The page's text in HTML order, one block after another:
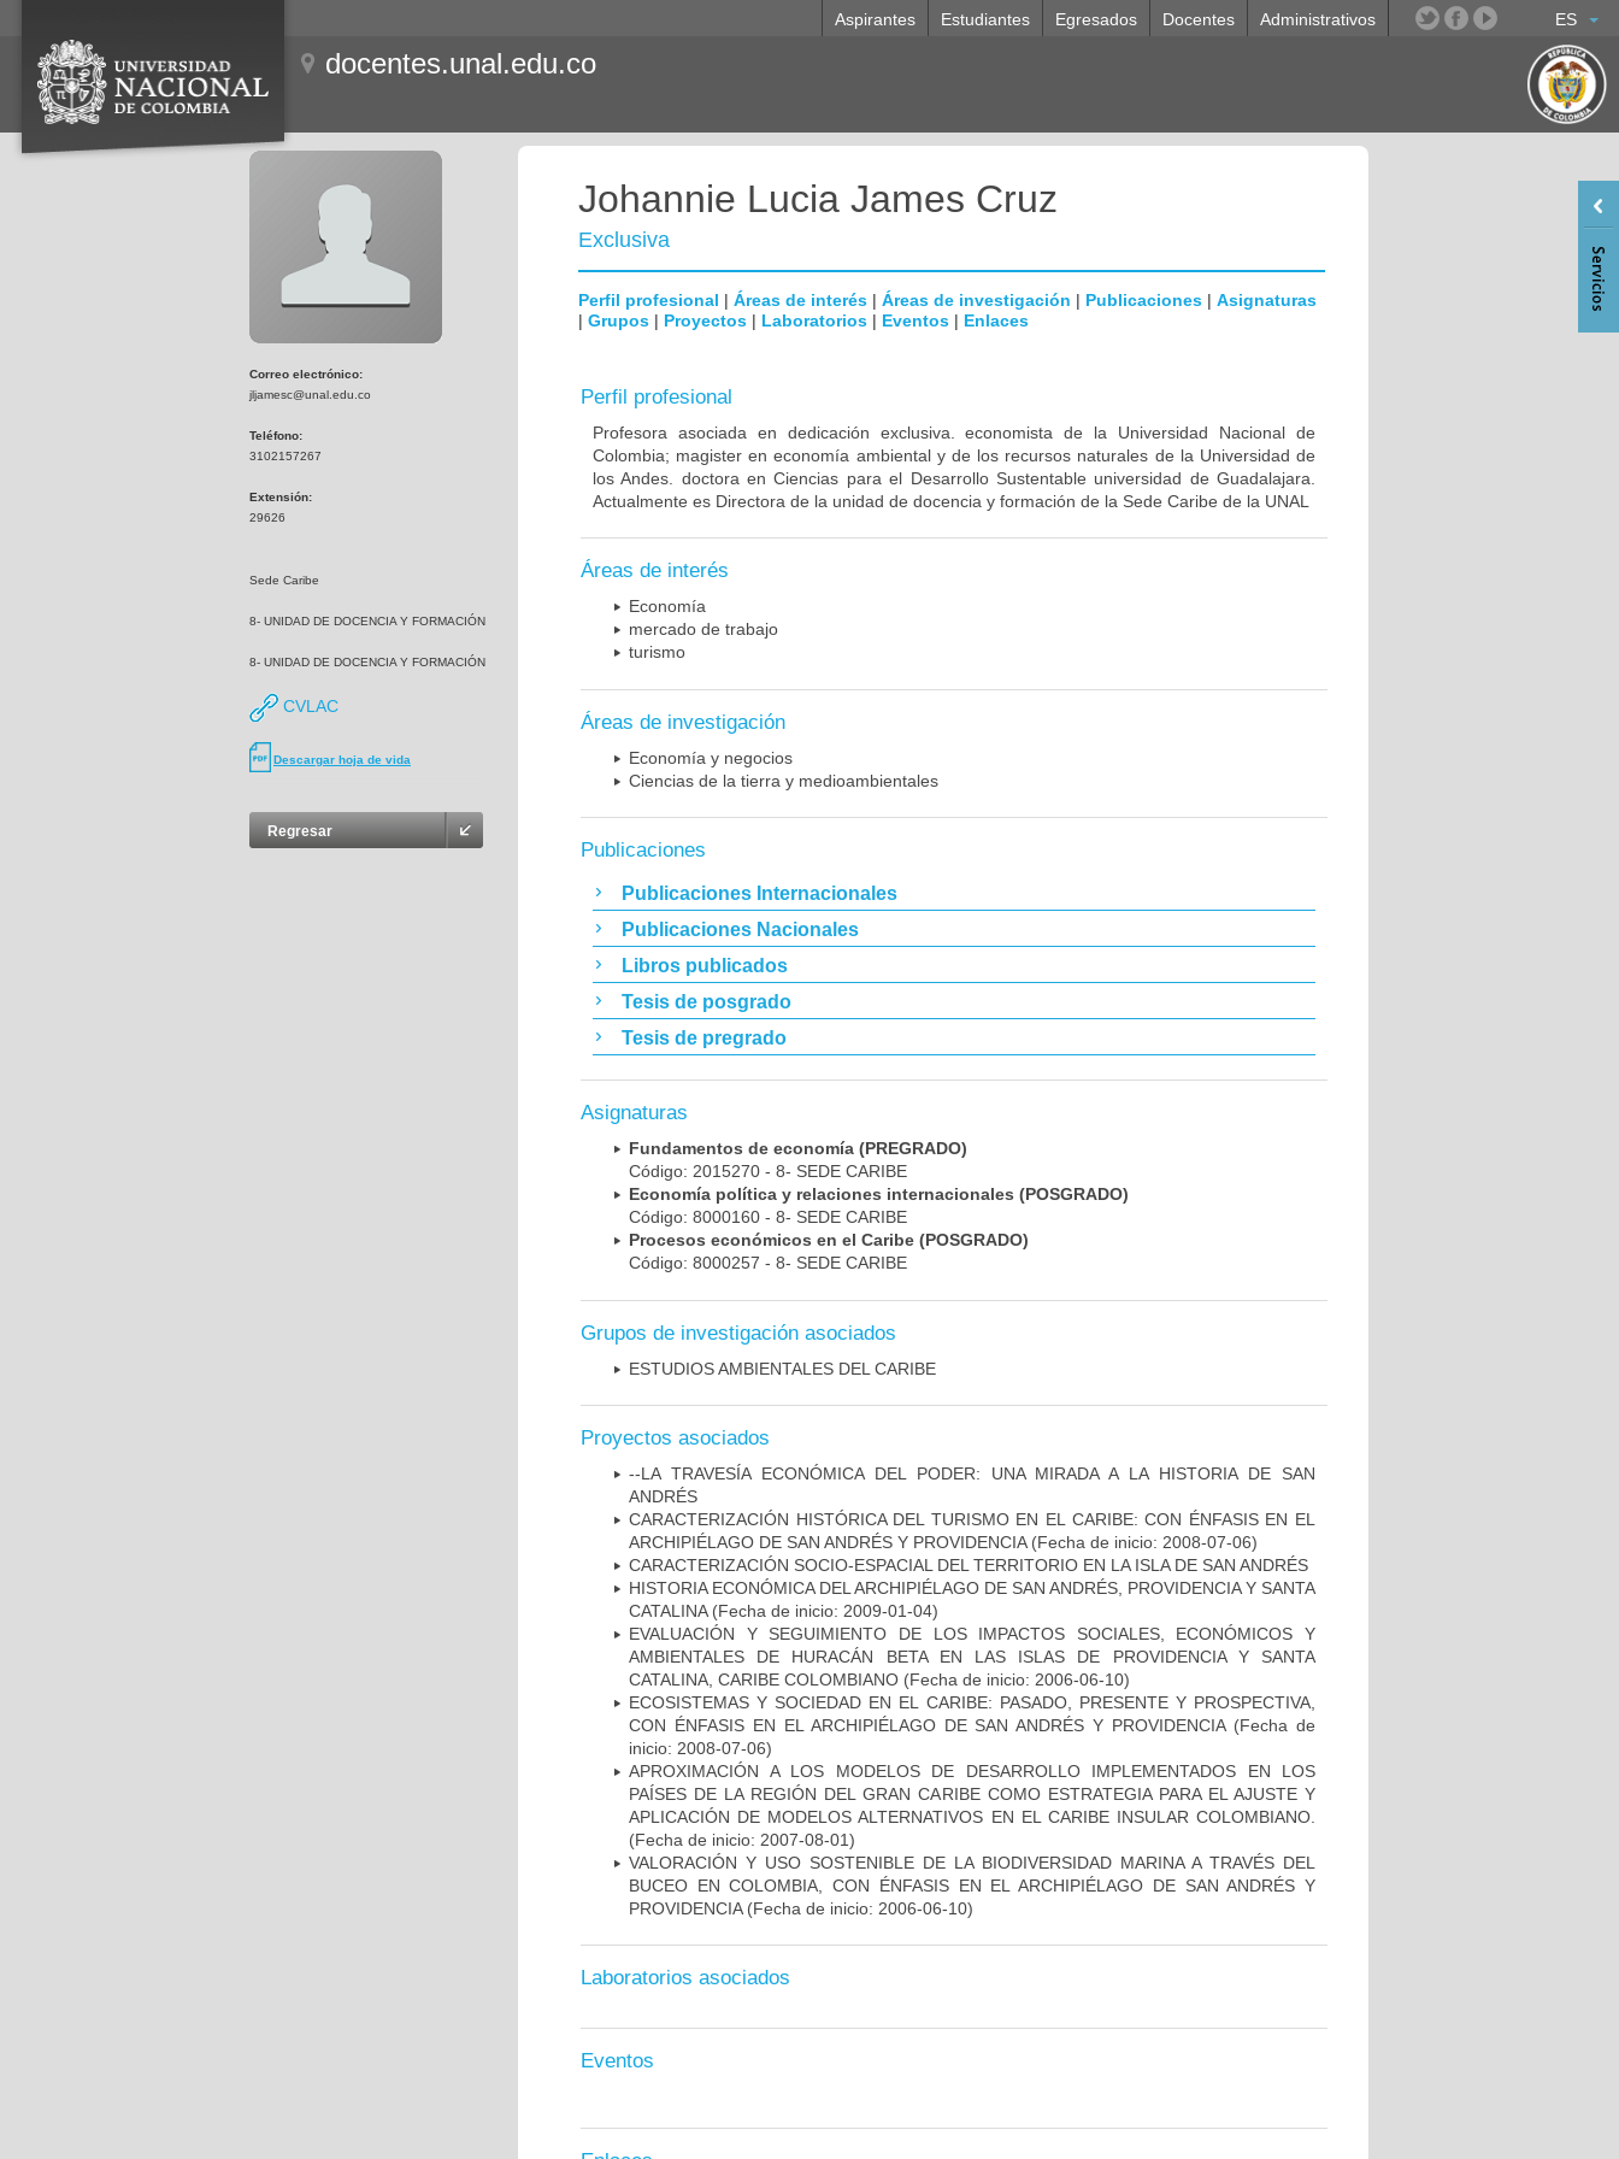
ES
Aspirantes Estudiantes Egresados Docentes Administrativos
docentes.unal.edu.co
Correo electrónico:
jljamesc@unal.edu.co
Teléfono:
3102157267
Extensión:
29626
Sede Caribe
8- UNIDAD DE DOCENCIA Y FORMACIÓN
8- UNIDAD DE DOCENCIA Y FORMACIÓN
CVLAC
Descargar hoja de vida
Regresar
Johannie Lucia James Cruz
Exclusiva
Perfil profesional | Áreas de interés | Áreas de investigación | Publicaciones | Asignaturas
| Grupos | Proyectos | Laboratorios | Eventos | Enlaces
Perfil profesional
Profesora asociada en dedicación exclusiva. economista de la Universidad Nacional de
Colombia; magister en economía ambiental y de los recursos naturales de la Universidad de
los Andes. doctora en Ciencias para el Desarrollo Sustentable universidad de Guadalajara.
Actualmente es Directora de la unidad de docencia y formación de la Sede Caribe de la UNAL
Áreas de interés
Economía
mercado de trabajo
turismo
Áreas de investigación
Economía y negocios
Ciencias de la tierra y medioambientales
Publicaciones
Publicaciones Internacionales
Publicaciones Nacionales
Libros publicados
Tesis de posgrado
Tesis de pregrado
Asignaturas
Fundamentos de economía (PREGRADO)
Código: 2015270 - 8- SEDE CARIBE
Economía política y relaciones internacionales (POSGRADO)
Código: 8000160 - 8- SEDE CARIBE
Procesos económicos en el Caribe (POSGRADO)
Código: 8000257 - 8- SEDE CARIBE
Grupos de investigación asociados
ESTUDIOS AMBIENTALES DEL CARIBE
Proyectos asociados
--LA TRAVESÍA ECONÓMICA DEL PODER: UNA MIRADA A LA HISTORIA DE SAN
ANDRÉS
CARACTERIZACIÓN HISTÓRICA DEL TURISMO EN EL CARIBE: CON ÉNFASIS EN EL
ARCHIPIÉLAGO DE SAN ANDRÉS Y PROVIDENCIA (Fecha de inicio: 2008-07-06)
CARACTERIZACIÓN SOCIO-ESPACIAL DEL TERRITORIO EN LA ISLA DE SAN ANDRÉS
HISTORIA ECONÓMICA DEL ARCHIPIÉLAGO DE SAN ANDRÉS, PROVIDENCIA Y SANTA
CATALINA(Fecha de inicio: 2009-01-04)
EVALUACIÓN Y SEGUIMIENTO DE LOS IMPACTOS SOCIALES, ECONÓMICOS Y
AMBIENTALES DE HURACÁN BETA EN LAS ISLAS DE PROVIDENCIA Y SANTA
CATALINA, CARIBE COLOMBIANO (Fecha de inicio: 2006-06-10)
ECOSISTEMAS Y SOCIEDAD EN EL CARIBE: PASADO, PRESENTE Y PROSPECTIVA,
CON ÉNFASIS EN EL ARCHIPIÉLAGO DE SAN ANDRÉS Y PROVIDENCIA (Fecha de
inicio: 2008-07-06)
APROXIMACIÓN A LOS MODELOS DE DESARROLLO IMPLEMENTADOS EN LOS
PAÍSES DE LA REGIÓN DEL GRAN CARIBE COMO ESTRATEGIA PARA EL AJUSTE Y
APLICACIÓN DE MODELOS ALTERNATIVOS EN EL CARIBE INSULAR COLOMBIANO.
(Fecha de inicio: 2007-08-01)
VALORACIÓN Y USO SOSTENIBLE DE LA BIODIVERSIDAD MARINA A TRAVÉS DEL
BUCEO EN COLOMBIA, CON ÉNFASIS EN EL ARCHIPIÉLAGO DE SAN ANDRÉS Y
PROVIDENCIA(Fecha de inicio: 2006-06-10)
Laboratorios asociados
Eventos